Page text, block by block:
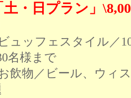
土・日プラン」
ュッフェスタイル／
名様まで
飲物／ビール、ウィ